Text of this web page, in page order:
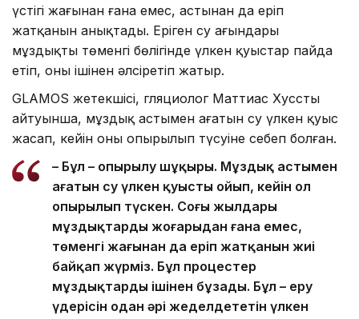
үстіңгі жағынан ғана емес, астынан да еріп
жатқанын анықтады. Еріген су ағындары
мұздықтың төменгі бөлігінде үлкен қуыстар пайда
етіп, оны ішінен әлсіретіп жатыр.
GLAMOS жетекшісі, гляциолог Маттиас Хусстың
айтуынша, мұздық астымен ағатын су үлкен қуыс
жасап, кейін оның опырылып түсуіне себеп болған.
– Бұл – опырылу шұңқыры. Мұздық астымен
ағатын су үлкен қуысты ойып, кейін ол
опырылып түскен. Соңғы жылдары
мұздықтардың жоғарыдан ғана емес,
төменгі жағынан да еріп жатқанын жиі
байқап жүрміз. Бұл процестер
мұздықтарды ішінен бұзады. Бұл – еру
үдерісін одан әрі жеделдететін үлкен